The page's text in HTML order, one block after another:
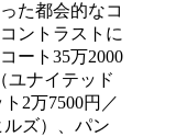
た都会的なコ
ントラストに
ート35万2000
ユナイテッド
2万7500円／
ズ）、パン